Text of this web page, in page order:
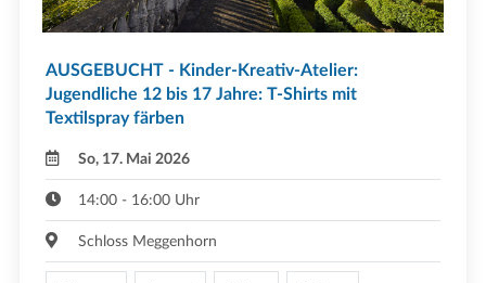
AUSGEBUCHT - Kinder-Kreativ-Atelier:
Jugendliche 12 bis 17 Jahre: T-Shirts mit
Textilspray färben
So, 17. Mai 2026
14:00 - 16:00 Uhr
Schloss Meggenhorn